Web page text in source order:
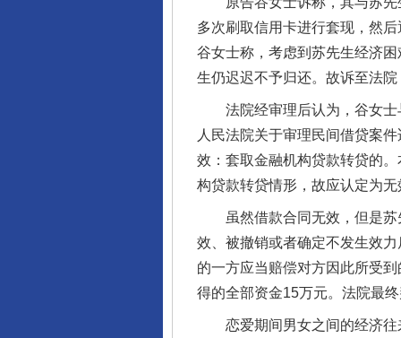
多次刷取信用卡进行套现，然
谷女士称，考虑到苏先生经济
生仍迟迟不予归还。故诉至法
法院经审理后认为，谷女士
人民法院关于审理民间借贷案
效：套取金融机构贷款转贷的
构贷款转贷情形，故应认定为无
虽然借款合同无效，但是苏
效、被撤销或者确定不发生效
的一方应当赔偿对方因此所受
得的全部资金15万元。法院最
恋爱期间男女之间的经济往
完善运行机制助力责任有效落